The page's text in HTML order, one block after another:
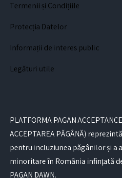
Termenii și Condițiile
Protecția Datelor
Informații de interes public
Legături utile
PLATFORMA PAGAN
ACCEPTAREA PĂGÂNĂ)
pentru incluziunea păgânilor și a
minoritare în România infințată
PAGAN DAWN.